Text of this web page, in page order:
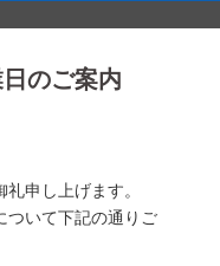
のご案内
申し上げます。
ついて下記の通りご